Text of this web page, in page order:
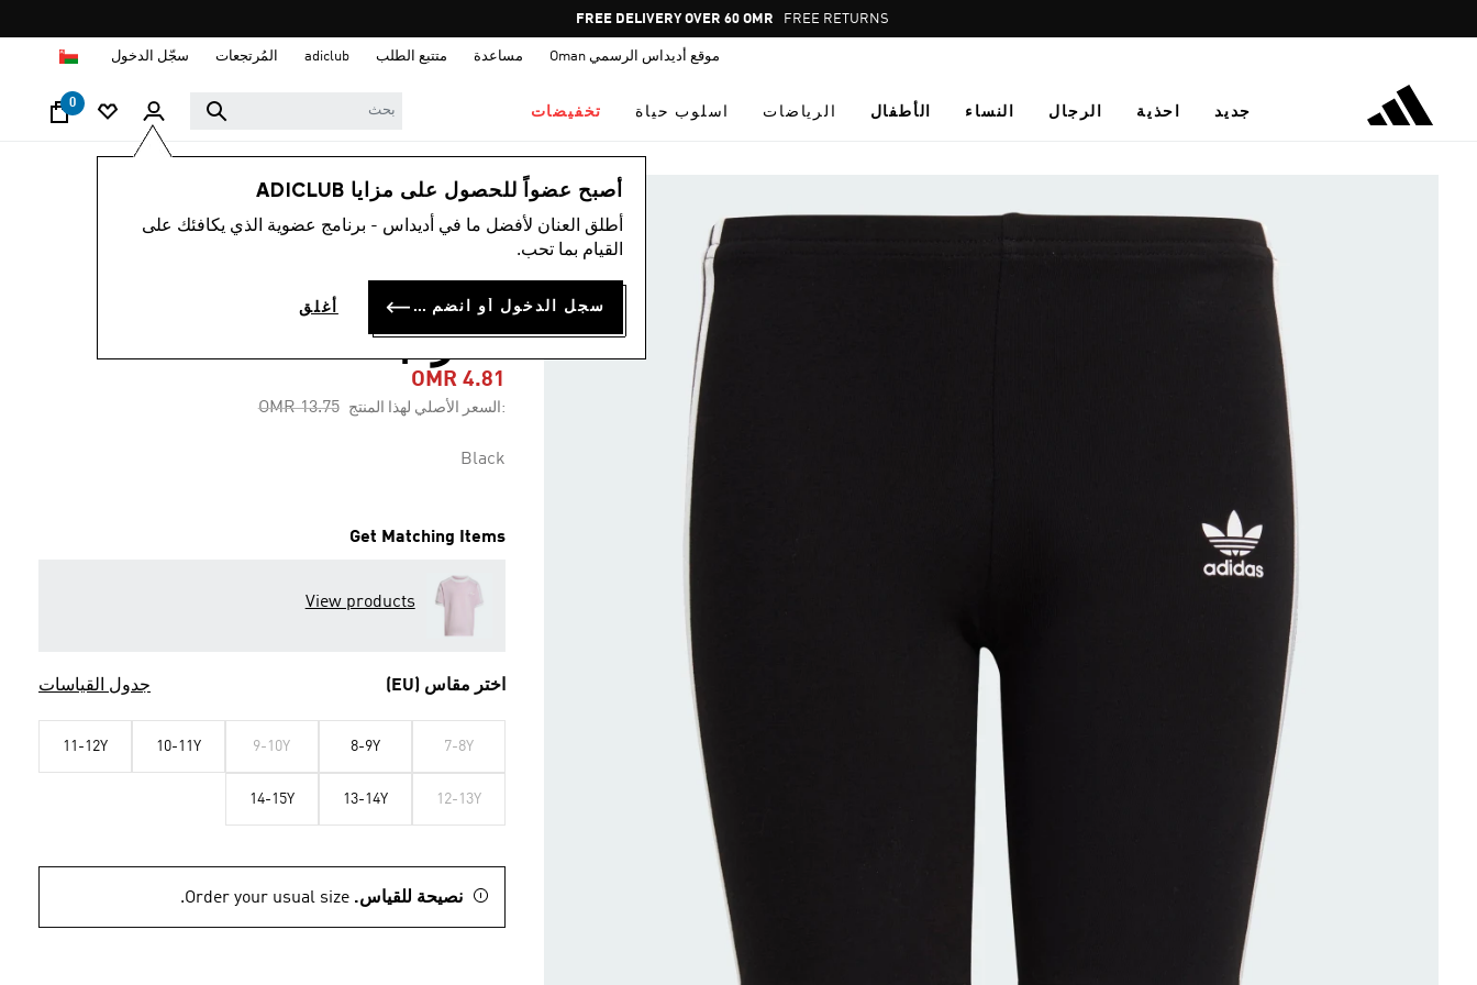
Pause
promotion
FREE DELIVERY OVER 60 OMR FREE RETURNS
موقع أديداس الرسمي Oman مساعدة متتبع الطلب adiclub المُرتجعات سجّل الدخول
جديد احذية الرجال النساء الأطفال الرياضات اسلوب حياة تخفيضات
0
أصبح عضواً للحصول على مزايا ADICLUB
أطلق العنان لأفضل ما في أديداس - برنامج عضوية الذي يكافئك على
القيام بما تحب.
سجل الدخول أو انضم الآن أغلق
الأطفال الملابس
شورت فتيات لركوب
الدراجات ADICOLOR
OMR 4.81
:السعر الأصلي لهذا المنتج Price reduced from
OMR 13.75
to
Black
Get Matching Items
View products
اختر مقاس (EU) جدول القياسات
7-8Y
8-9Y
9-10Y
10-11Y
11-12Y
12-13Y
13-14Y
14-15Y
نصيحة للقياس.Order your usual size.